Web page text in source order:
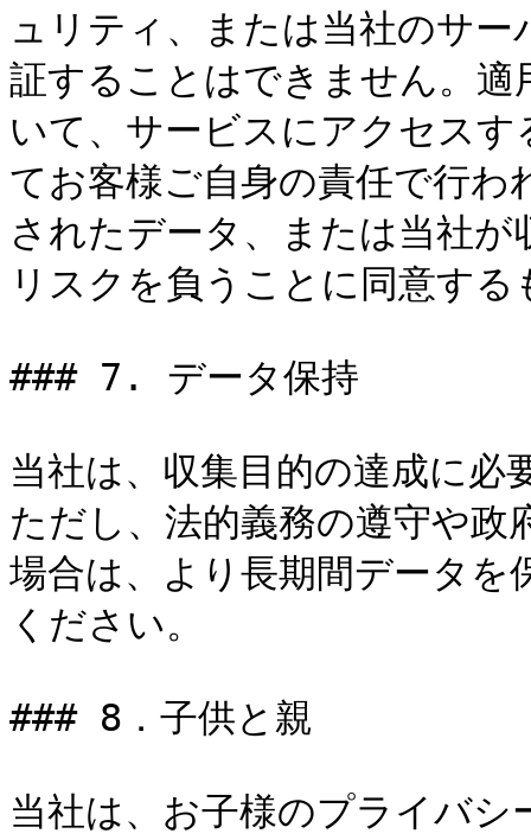
ュリティ、または当社のサ
証することはできません。
いて、サービスにアクセス
てお客様ご自身の責任で行
されたデータ、または当社
リスクを負うことに同意す
### 7. データ保持
当社は、収集目的の達成に必
ただし、法的義務の遵守や政
場合は、より長期間データ
ください。
### 8．子供と親
当社は、お子様のプライバ